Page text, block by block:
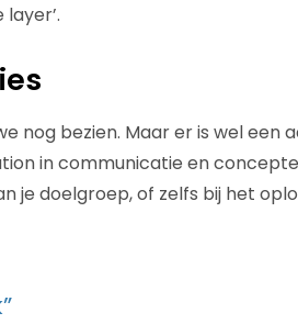
nog bezien. Maar er is wel een
in communicatie en
je doelgroep, of zelfs bij het